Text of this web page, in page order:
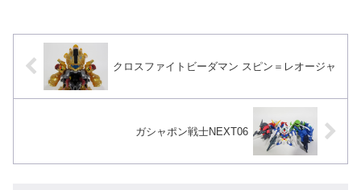
クロスファイトビーダマン スピン＝レオージャ
ガシャポン戦士NEXT06